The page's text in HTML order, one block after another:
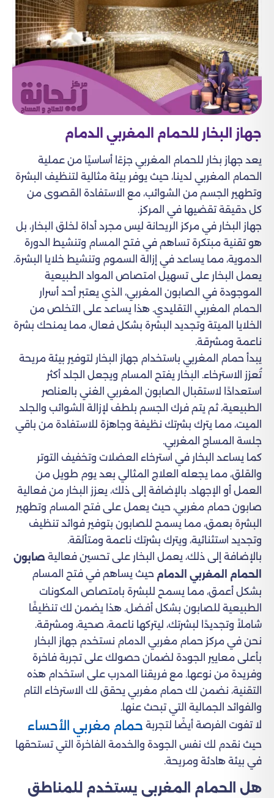
جهاز البخار للحمام المغربي الدمام
يعد جهاز بخار للحمام المغربي جزءًا أساسيًا من عملية
الحمام المغربي لدينا، حيث يوفر بيئة مثالية لتنظيف البشرة
وتطهير الجسم من الشوائب، مع الاستفادة القصوى من
كل دقيقة تقضيها في المركز.
جهاز البخار في مركز الريحانة ليس مجرد أداة لخلق البخار، بل
هو تقنية مبتكرة تساهم في فتح المسام وتنشيط الدورة
الدموية، مما يساعد في إزالة السموم وتنشيط خلايا البشرة.
يعمل البخار على تسهيل امتصاص المواد الطبيعية
الموجودة في الصابون المغربي، الذي يعتبر أحد أسرار
الحمام المغربي التقليدي. هذا يساعد على التخلص من
الخلايا الميتة وتجديد البشرة بشكل فعال، مما يمنحك بشرة
ناعمة ومشرقة.
يبدأ حمام المغربي باستخدام جهاز البخار لتوفير بيئة مريحة
تُعزز الاسترخاء. البخار يفتح المسام ويجعل الجلد أكثر
استعدادًا لاستقبال الصابون المغربي الغني بالعناصر
الطبيعية، ثم يتم فرك الجسم بلطف لإزالة الشوائب والجلد
الميت، مما يترك بشرتك نظيفة وجاهزة للاستفادة من باقي
جلسة المساج المغربي.
كما يساعد البخار في استرخاء العضلات وتخفيف التوتر
والقلق، مما يجعله العلاج المثالي بعد يوم طويل من
العمل أو الإجهاد. بالإضافة إلى ذلك، يعزز البخار من فعالية
صابون حمام مغربي، حيث يعمل على فتح المسام وتطهير
البشرة بعمق، مما يسمح للصابون بتوفير فوائد تنظيف
وتجديد استثنائية، ويترك بشرتك ناعمة ومتألقة.
بالإضافة إلى ذلك، يعمل البخار على تحسين فعالية صابون
الحمام المغربي الدمام حيث يساهم في فتح المسام
بشكل أعمق، مما يسمح للبشرة بامتصاص المكونات
الطبيعية للصابون بشكل أفضل. هذا يضمن لك تنظيفًا
شاملاً وتجديدًا لبشرتك، ليتركها ناعمة، صحية، ومشرقة.
نحن في مركز حمام مغربي الدمام نستخدم جهاز البخار
بأعلى معايير الجودة لضمان حصولك على تجربة فاخرة
وفريدة من نوعها. مع فريقنا المدرب على استخدام هذه
التقنية، نضمن لك حمام مغربي يحقق لك الاسترخاء التام
والفوائد الجمالية التي تبحث عنها.
لا تفوت الفرصة أيضًا لتجربة حمام مغربي الأحساء
حيث نقدم لك نفس الجودة والخدمة الفاخرة التي تستحقها
في بيئة هادئة ومريحة.
هل الحمام المغربي يستخدم للمناطق